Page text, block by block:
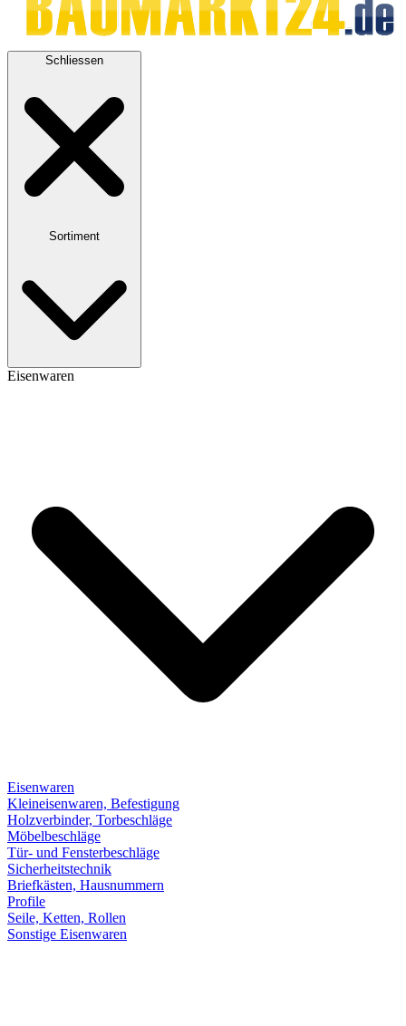
Schliessen
Sortiment
Eisenwaren
Eisenwaren
Kleineisenwaren, Befestigung
Holzverbinder, Torbeschläge
Möbelbeschläge
Tür- und Fensterbeschläge
Sicherheitstechnik
Briefkästen, Hausnummern
Profile
Seile, Ketten, Rollen
Sonstige Eisenwaren